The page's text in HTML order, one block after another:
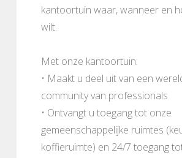
kantoortuin waar, wanneer en
wilt.
Met onze kantoortuin:
• Maakt u deel uit van een
community van professionals
• Ontvangt u toegang tot onze
gemeenschappelijke ruimtes
koffieruimte) en 24/7 toegang